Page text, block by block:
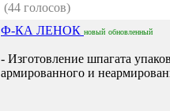
(44 голосов)
Ф-КА ЛЕНОК новый обновленный
- Изготовление шпагата
армированного и